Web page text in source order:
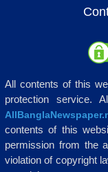
All contents of this
protection service.
contents of this
permission from the
violation of copyright